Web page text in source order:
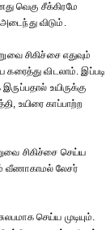
வெகு சீக்கிரமே
விடும்.
சிகிச்சை எதுவும்
விடலாம். இப்படி
உயிருக்கு
உயிரை காப்பாற்ற
சிகிச்சை செய்ய
வீணாகாமல் லேசர்
செய்ய முடியும்.